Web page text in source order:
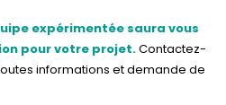
expérimentée saura vous
pour votre projet.Contactez-
informations et demande de